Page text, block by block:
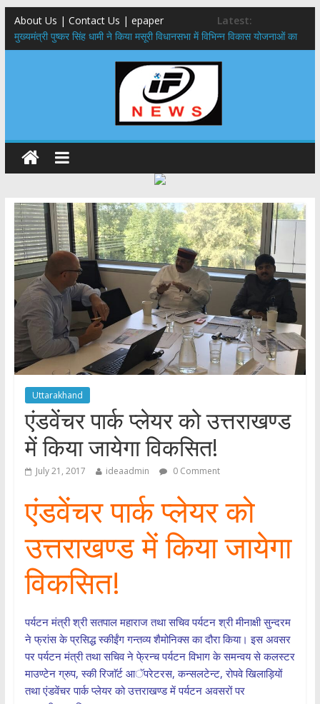
About Us | Contact Us | epaper
Latest:
मुख्यमंत्री पुष्कर सिंह धामी ने किया मसूरी विधानसभा में विभिन्न विकास योजनाओं का
लोकार्पण – शिलान्यास
एमडीडीए बोर्ड बैठक, देहरादून और मसूरी के विकास के लिए 25 बड़े प्रस्तावों को मिली
बुजुर्ग-दिव्यांगों के घर जाएंगे बीएलओ, करेंगे नोटिसों का निस्तारण
​देहरादून में 11 अगस्त को लगेगा एक दिवसीय रोजगार मेला, 559 पदों पर होगी भर्ती
पुष्पवर्षा और चरण प्रक्षालन के साथ देवभूमि ने किया शिवभक्त कांवड़ियों का
अभिनंदन,मुख्यमंत्री ने स्वास्थ्य सेवा शिविर का किया शुभारंभ, श्रद्धालुओं को अपने
हाथों से परोसा भोजन
Uttarakhand
एंडवेंचर पार्क प्लेयर को उत्तराखण्ड
में किया जायेगा विकसित!
July 21, 2017 ideaadmin 0 Comment
एंडवेंचर पार्क प्लेयर को
उत्तराखण्ड में किया जायेगा
विकसित!
पर्यटन मंत्री श्री सतपाल महाराज तथा सचिव पर्यटन श्री मीनाक्षी सुन्दरम
ने फ्रांस के प्रसिद्ध स्कीईंग गन्तव्य शैमोनिक्स का दौरा किया। इस अवसर
पर पर्यटन मंत्री तथा सचिव ने फे्रन्च पर्यटन विभाग के समन्वय से कलस्टर
माउण्टेन ग्रुप, स्की रिजाॅर्ट आॅपरेटरस, कन्सलटेन्ट, रोपवे खिलाड़ियों
तथा एंडवेंचर पार्क प्लेयर को उत्तराखण्ड में पर्यटन अवसरों पर